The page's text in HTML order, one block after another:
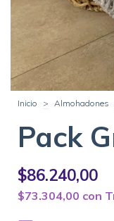
Inicio > Almohadones
Pack
$86.240,00
$73.304,00 con